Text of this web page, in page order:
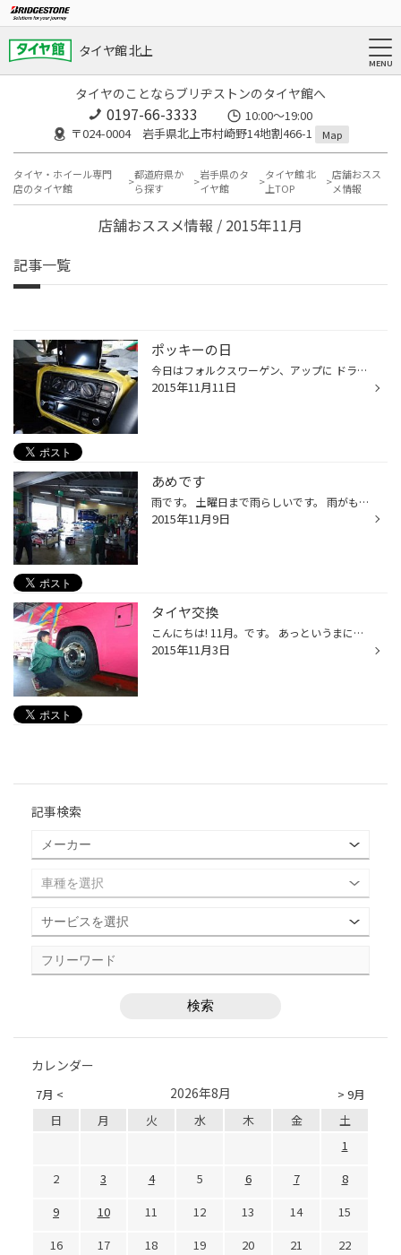
タイヤ館 北上
タイヤのことならブリヂストンのタイヤ館へ
0197-66-3333
10:00～19:00
〒024-0004 岩手県北上市村崎野14地割466-1
Map
タイヤ・ホイール専門
店のタイヤ館
都道府県か
ら探す
岩手県のタ
イヤ館
タイヤ館 北
上TOP
店舗おスス
メ情報
店舗おススメ情報 / 2015年11月
記事一覧
ポッキーの日
今日はフォルクスワーゲン、アップに ドライフレコーダーを取り付けています! 最新です(^0^) ドライブレコーダーがついていると、事故や車に乗っていないときに、 ぶつけられた!とかそんなことがあったときの証拠になりますよ～。 スタッフ高橋が取付作業中です! 晴れてはいますが 風が冷たいですね...
2015年11月11日
あめです
雨です。 土曜日まで雨らしいです。 雨がもうすぐ雪に変わりますよ～～ さて、今日のピット、タイヤ交換していますよ～ トラックも乗用車もタイヤ交換中です。 表のピットは車が1台のときに撮影したので にぎわいが足りないような感じがしますが・・・・ いいえ、そんなことはないですね、にぎわっ...
2015年11月9日
タイヤ交換
こんにちは! 11月。です。 あっというまに雪が降る季節になりましたね～～～ 朝晩は冷えますね。 今日も沢山のお客様にタイヤ交換やお見積りで ご来店いただきました(^^)」ありがとうございます! 店舗裏側のピットでは大型バスのタイヤ交換をしています! 大きくて立派なバスですね～～ バスも大きい...
2015年11月3日
記事検索
カレンダー
7月 < > 9月
2026年8月
日 月 火 水 木 金
土
1
2
3 4 5 6 7
8
9
10 11 12 13 14
15
16
17 18 19 20 21
22